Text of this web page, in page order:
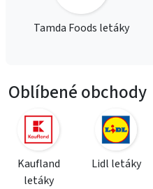
Tamda Foods letáky
Oblíbené obchody
Kaufland
letáky
Lidl letáky